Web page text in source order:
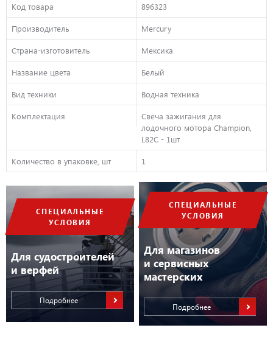
СПЕЦИАЛЬНЫЕ
УСЛОВИЯ
Для судостроителей
и верфей
Подробнее
СПЕЦИАЛЬНЫЕ
УСЛОВИЯ
Для магазинов
и сервисных
мастерских
Подробнее
Код товара 896323
Производитель Mercury
Страна-изготовитель Мексика
Название цвета Белый
Вид техники Водная техника
Комплектация
Свеча зажигания для
лодочного мотора Champion,
L82C - 1шт
Количество в упаковке, шт 1